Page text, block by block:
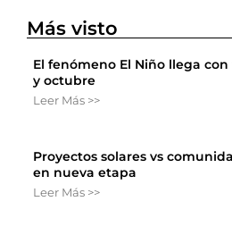
Más visto
El fenómeno El Niño llega
y octubre
Leer Más >>
Proyectos solares vs
en nueva etapa
Leer Más >>